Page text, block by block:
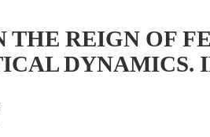
REIGN OF
DYNAMICS.